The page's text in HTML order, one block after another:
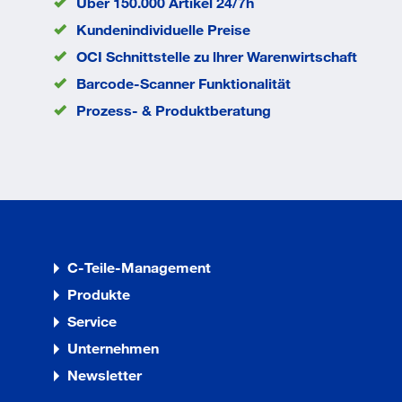
Kopfdurchmesser4.2
Durchmesser d
2,2
mm
EAN/GTIN
None
Kundenindividuelle Preise
OCI Schnittstelle zu lhrer Warenwirtschaft
Barcode-Scanner Funktionalität
Prozess- & Produktberatung
C-Teile-Management
Produkte
Service
Unternehmen
Newsletter